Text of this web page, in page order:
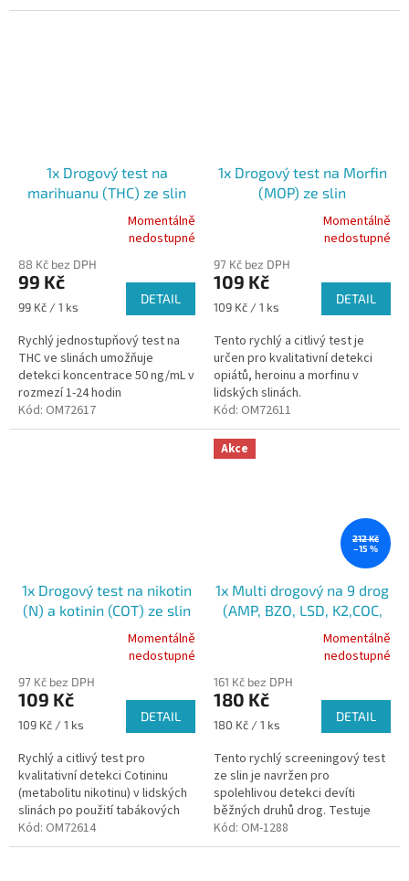
ks Expirace:...
v...
1x Drogový test na
marihuanu (THC) ze slin
produktu
je
5,0
z
5
hvězdiček.
Momentálně
nedostupné
88 Kč bez DPH
99 Kč
Měrná
99 Kč / 1 ks
DETAIL
Rychlý jednostupňový test na
THC ve slinách umožňuje
detekci koncentrace 50 ng/mL v
rozmezí 1-24 hodin
Kód: OM72617
1x Drogový test na Morfin
(MOP) ze slin
produktu
je
5,0
5
hvězdiček.
Momentálně
nedostupné
97 Kč bez DPH
109 Kč
Měrná
109 Kč / 1 ks
DETAIL
Tento rychlý a citlivý test je
určen pro kvalitativní detekci
opiátů, heroinu a morfinu v
lidských slinách.
Kód: OM72611
1x Drogový test na nikotin
(N) a kotinin (COT) ze slin
produktu
je
5,0
5
hvězdiček.
Momentálně
nedostupné
97 Kč bez DPH
109 Kč
Měrná
109 Kč / 1 ks
DETAIL
Rychlý a citlivý test pro
kvalitativní detekci Cotininu
(metabolitu nikotinu) v lidských
slinách po použití tabákových
výrobků. Test se provádí ze slin
a výsledek je znám již po...
Kód: OM72614
Akce
212 Kč
–15 %
1x Multi drogový na 9 drog
(AMP, BZO, LSD, K2,COC,
THC, MDMA, MET, OPI) ze
produktu
je
5,0
5
hvězdiček.
Momentálně
nedostupné
161 Kč bez DPH
180 Kč
Měrná
180 Kč / 1 ks
DETAIL
Tento rychlý screeningový test
ze slin je navržen pro
spolehlivou detekci devíti
běžných druhů drog. Testuje
přítomnost těchto
látek:amfetamin •
Kód: OM-1288